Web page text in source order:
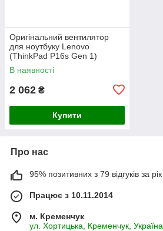
Оригінальний вентилятор
для ноутбуку Lenovo
(ThinkPad P16s Gen 1)
В наявності
2 062 ₴
Купити
Про нас
95% позитивних з 79 відгуків за рік
Працює з 10.11.2014
м. Кременчук
ул. Хортицька, Кременчук, Україна